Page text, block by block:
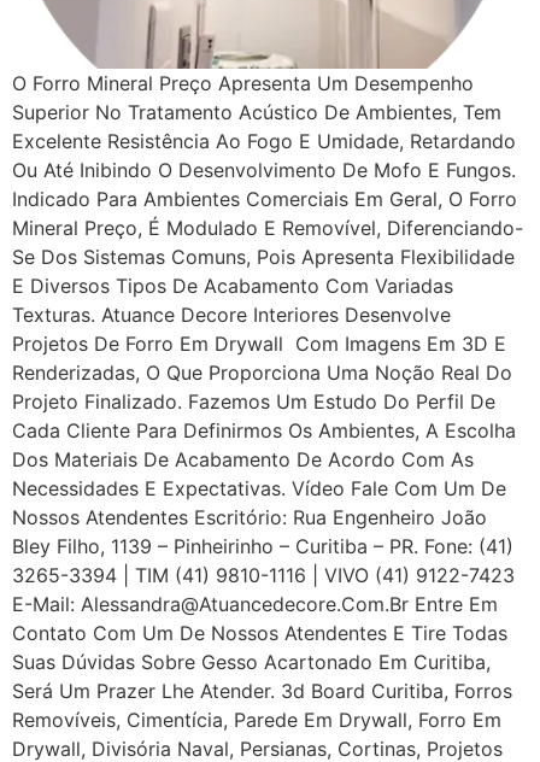
O Forro Mineral Preço Apresenta Um Desempenho
Superior No Tratamento Acústico De Ambientes, Tem
Excelente Resistência Ao Fogo E Umidade, Retardando
Ou Até Inibindo O Desenvolvimento De Mofo E Fungos.
Indicado Para Ambientes Comerciais Em Geral, O Forro
Mineral Preço, É Modulado E Removível, Diferenciando-
Se Dos Sistemas Comuns, Pois Apresenta Flexibilidade
E Diversos Tipos De Acabamento Com Variadas
Texturas. Atuance Decore Interiores Desenvolve
Projetos De Forro Em Drywall Com Imagens Em 3D E
Renderizadas, O Que Proporciona Uma Noção Real Do
Projeto Finalizado. Fazemos Um Estudo Do Perfil De
Cada Cliente Para Definirmos Os Ambientes, A Escolha
Dos Materiais De Acabamento De Acordo Com As
Necessidades E Expectativas. Vídeo Fale Com Um De
Nossos Atendentes Escritório: Rua Engenheiro João
Bley Filho, 1139 – Pinheirinho – Curitiba – PR. Fone: (41)
3265-3394 | TIM (41) 9810-1116 | VIVO (41) 9122-7423
E-Mail: Alessandra@atuancedecore.com.br Entre Em
Contato Com Um De Nossos Atendentes E Tire Todas
Suas Dúvidas Sobre Gesso Acartonado Em Curitiba,
Será Um Prazer Lhe Atender. 3d Board Curitiba, Forros
Removíveis, Cimentícia, Parede Em Drywall, Forro Em
Drywall, Divisória Naval, Persianas, Cortinas, Projetos